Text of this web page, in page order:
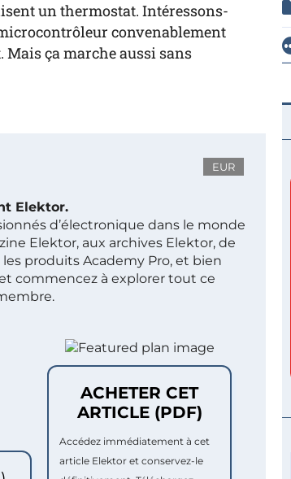
un thermostat. Intéressons-
convenablement
ça marche aussi sans
EUR
Elektor.
d’électronique dans le monde
Elektor, aux archives Elektor, de
produits Academy Pro, et bien
commencez à explorer tout ce
ACHETER CET
ARTICLE (PDF)
Accédez immédiatement à cet
article Elektor et conservez-le